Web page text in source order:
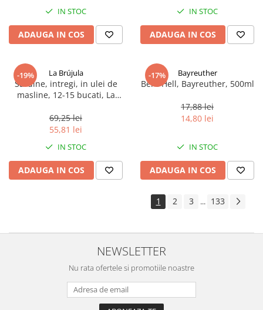
IN STOC
ADAUGA IN COS
IN STOC
ADAUGA IN COS
-19% La Brújula
Sardine, intregi, in ulei de
masline, 12-15 bucati, La
69,25 lei
55,81 lei
IN STOC
ADAUGA IN COS
-17% Bayreuther
Bere Hell, Bayreuther, 500ml
17,88 lei
14,80 lei
IN STOC
ADAUGA IN COS
1 2 3 ... 133
NEWSLETTER
Nu rata ofertele si promotiile noastre